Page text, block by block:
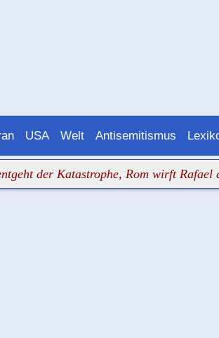
USA Welt Antisemitismus
Katastrophe, Rom wirft Rafael aus